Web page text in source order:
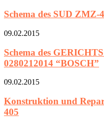
Schema des SUD
09.02.2015
Schema des
0280212014 “BOSCH”
09.02.2015
Konstruktion und
405